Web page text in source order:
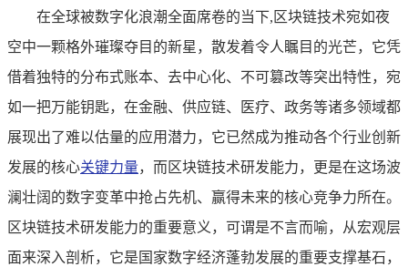
在全球被数字化浪潮全面席卷的当下,区块链技术宛如夜
空中一颗格外璀璨夺目的新星，散发着令人瞩目的光芒，它凭
借着独特的分布式账本、去中心化、不可篡改等突出特性，宛
如一把万能钥匙，在金融、供应链、医疗、政务等诸多领域都
展现出了难以估量的应用潜力，它已然成为推动各个行业创新
发展的核心关键力量，而区块链技术研发能力，更是在这场波
澜壮阔的数字变革中抢占先机、赢得未来的核心竞争力所在。
区块链技术研发能力的重要意义，可谓是不言而喻，从宏观层
面来深入剖析，它是国家数字经济蓬勃发展的重要支撑基石，